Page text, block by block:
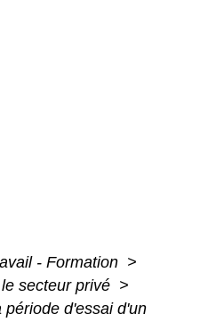
- Formation >
secteur privé >
période d'essai d'un